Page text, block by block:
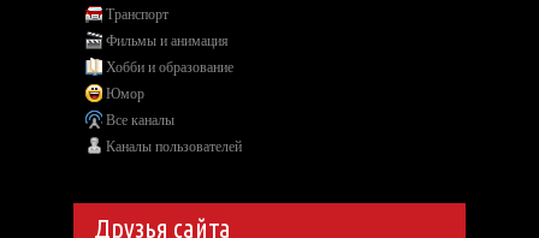
Транспорт
Фильмы и анимация
Хобби и образование
Юмор
Все каналы
Каналы пользователей
Друзья сайта